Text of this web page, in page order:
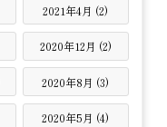
2021年4月 (2)
2020年12月 (2)
2020年8月 (3)
2020年5月 (4)